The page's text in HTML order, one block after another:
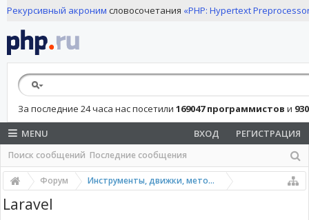
Рекурсивный акроним словосочетания «PHP: Hypertext
За последние 24 часа нас посетили 169047 программистов и
MENU
Поиск сообщений Последние сообщения
ВХОД РЕГИСТРАЦИЯ
Форум Инструменты, движки, методологии
Laravel